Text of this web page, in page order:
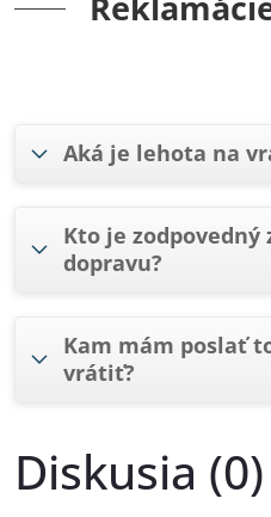
Aká je lehota na
Kto je zodpovedný
dopravu?
Kam mám poslať
vrátiť?
Diskusia (0)